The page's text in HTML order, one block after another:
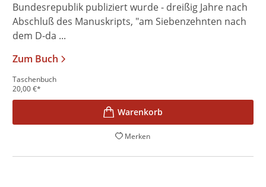
Bundesrepublik publiziert wurde - dreißig Jahre nach
Abschluß des Manuskripts, "am Siebenzehnten nach
dem D-da ...
Zum Buch
Taschenbuch
20,00€*
Merken